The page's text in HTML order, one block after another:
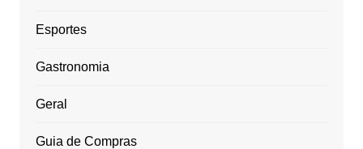
Esportes
Gastronomia
Geral
Guia de Compras